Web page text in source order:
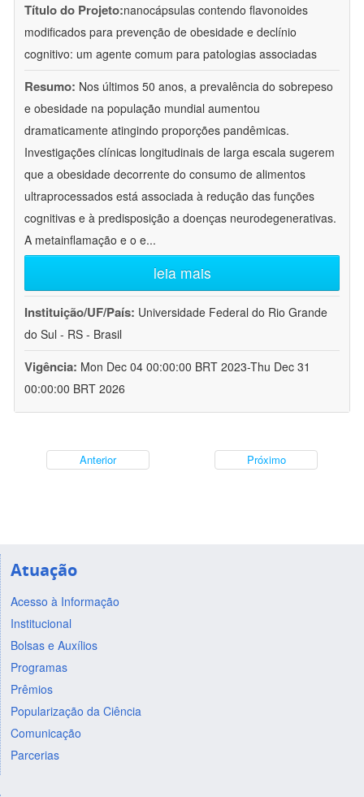
Título do Projeto:nanocápsulas contendo flavonoides
modificados para prevenção de obesidade e declínio
cognitivo: um agente comum para patologias associadas
Resumo: Nos últimos 50 anos, a prevalência do sobrepeso
e obesidade na população mundial aumentou
dramaticamente atingindo proporções pandêmicas.
Investigações clínicas longitudinais de larga escala sugerem
que a obesidade decorrente do consumo de alimentos
ultraprocessados está associada à redução das funções
cognitivas e à predisposição a doenças neurodegenerativas.
A metainflamação e o e...
leia mais
Instituição/UF/País: Universidade Federal do Rio Grande
do Sul - RS - Brasil
Vigência: Mon Dec 04 00:00:00 BRT 2023-Thu Dec 31
00:00:00 BRT 2026
Anterior Próximo
Atuação
Acesso à Informação
Institucional
Bolsas e Auxílios
Programas
Prêmios
Popularização da Ciência
Comunicação
Parcerias